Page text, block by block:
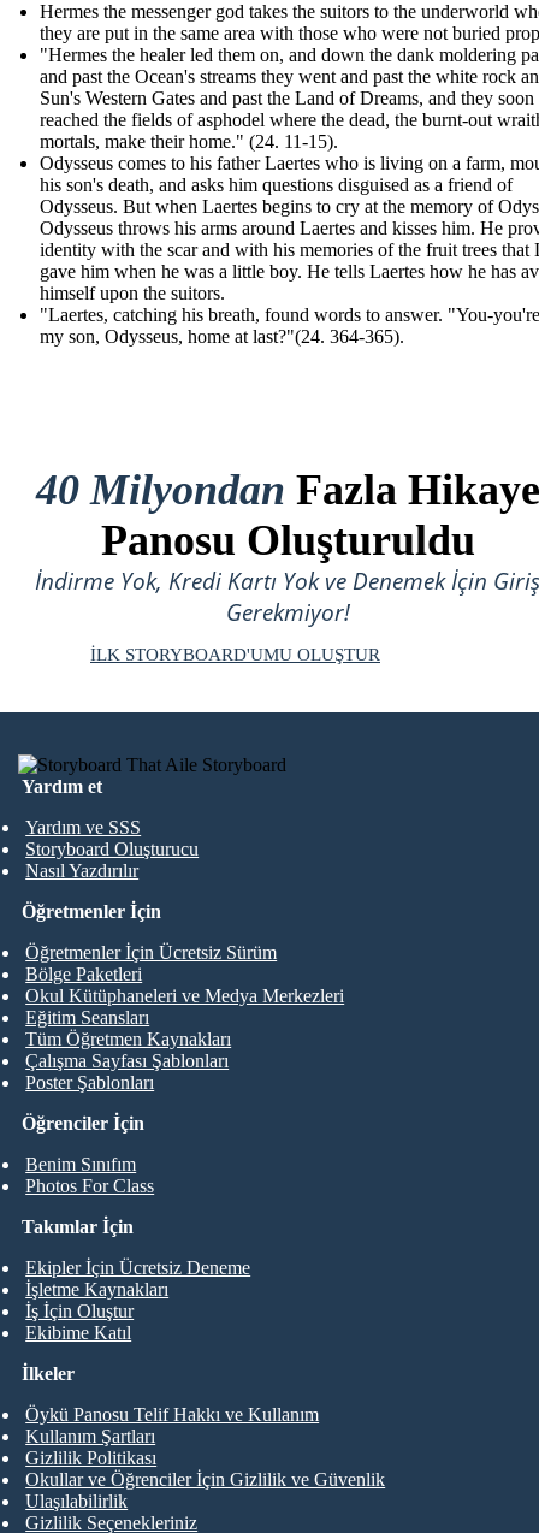
Hermes the messenger god takes the suitors to the underworld
they are put in the same area with those who were not buried
"Hermes the healer led them on, and down the dank moldering
and past the Ocean's streams they went and past the white rock
Sun's Western Gates and past the Land of Dreams, and they soon
reached the fields of asphodel where the dead, the burnt-out
mortals, make their home." (24. 11-15).
Odysseus comes to his father Laertes who is living on a farm,
his son's death, and asks him questions disguised as a friend of
Odysseus. But when Laertes begins to cry at the memory of
Odysseus throws his arms around Laertes and kisses him. He
identity with the scar and with his memories of the fruit trees that
gave him when he was a little boy. He tells Laertes how he has
himself upon the suitors.
"Laertes, catching his breath, found words to answer. "You-
my son, Odysseus, home at last?"(24. 364-365).
40 Milyondan Fazla Hikaye
Panosu Oluşturuldu
İndirme Yok, Kredi Kartı Yok ve Denemek İçin Giriş
Gerekmiyor!
İLK STORYBOARD'UMU OLUŞTUR
Yardım et
Yardım ve SSS
Storyboard Oluşturucu
Nasıl Yazdırılır
Öğrenciler İçin
Benim Sınıfım
Photos For Class
Öğretmenler İçin
Öğretmenler İçin Ücretsiz Sürüm
Bölge Paketleri
Okul Kütüphaneleri ve Medya Merkezleri
Eğitim Seansları
Tüm Öğretmen Kaynakları
Çalışma Sayfası Şablonları
Poster Şablonları
Takımlar İçin
Ekipler İçin Ücretsiz Deneme
İşletme Kaynakları
İş İçin Oluştur
Ekibime Katıl
İlkeler
Öykü Panosu Telif Hakkı ve Kullanım
Kullanım Şartları
Gizlilik Politikası
Okullar ve Öğrenciler İçin Gizlilik ve Güvenlik
Ulaşılabilirlik
Gizlilik Seçenekleriniz